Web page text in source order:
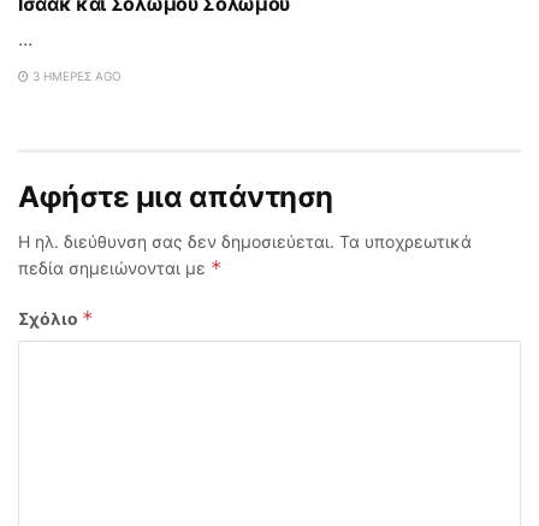
...
3 ΗΜΈΡΕΣ AGO
Αφήστε μια απάντηση
Η ηλ. διεύθυνση σας δεν δημοσιεύεται. Τα υποχρεωτικά
πεδία σημειώνονται με *
Σχόλιο *